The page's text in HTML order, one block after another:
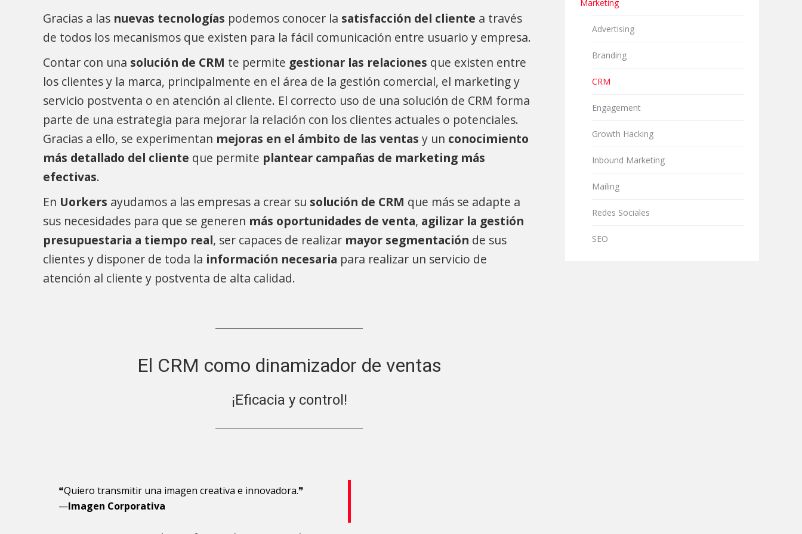
Gracias a las nuevas tecnologías podemos conocer la satisfacción del cliente a través
de todos los mecanismos que existen para la fácil comunicación entre usuario y empresa.
Contar con una solución de CRM te permite gestionar las relaciones que existen entre
los clientes y la marca, principalmente en el área de la gestión comercial, el marketing y
servicio postventa o en atención al cliente. El correcto uso de una solución de CRM forma
parte de una estrategia para mejorar la relación con los clientes actuales o potenciales.
Gracias a ello, se experimentan mejoras en el ámbito de las ventas y un conocimiento
más detallado del cliente que permite plantear campañas de marketing más
efectivas.
En Uorkers ayudamos a las empresas a crear su solución de CRM que más se adapte a
sus necesidades para que se generen más oportunidades de venta, agilizar la gestión
presupuestaria a tiempo real, ser capaces de realizar mayor segmentación de sus
clientes y disponer de toda la información necesaria para realizar un servicio de
atención al cliente y postventa de alta calidad.
El CRM como dinamizador de ventas
¡Eficacia y control!
❝Quiero transmitir una imagen creativa e innovadora.❞
—Imagen Corporativa
Marketing
Advertising
Branding
CRM
Engagement
Growth Hacking
Inbound Marketing
Mailing
Redes Sociales
SEO